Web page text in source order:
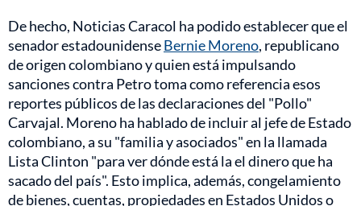
De hecho, Noticias Caracol ha podido establecer que el
senador estadounidenseBernie Moreno, republicano
de origen colombiano y quien está impulsando
sanciones contra Petro toma como referencia esos
reportes públicos de las declaraciones del "Pollo"
Carvajal. Moreno ha hablado de incluir al jefe de Estado
colombiano, a su "familia y asociados" en la llamada
Lista Clinton "para ver dónde está la el dinero que ha
sacado del país". Esto implica, además, congelamiento
de bienes, cuentas, propiedades en Estados Unidos o